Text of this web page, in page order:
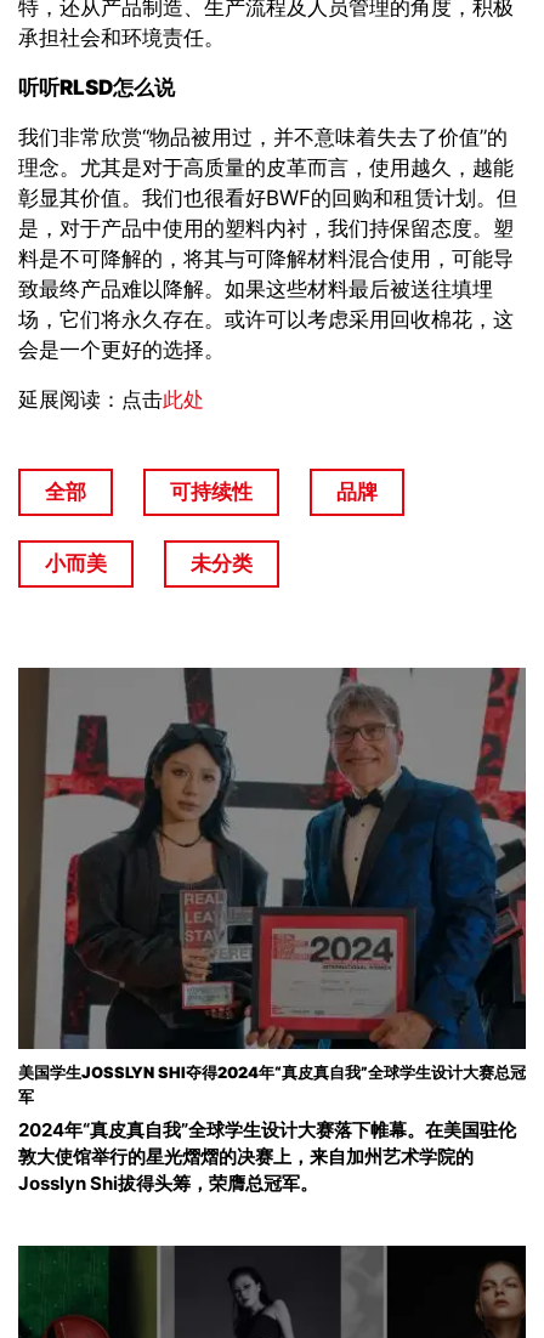
特，还从产品制造、生产流程及人员管理的角度，积极
承担社会和环境责任。
听听RLSD怎么说
我们非常欣赏“物品被用过，并不意味着失去了价值”的
理念。尤其是对于高质量的皮革而言，使用越久，越能
彰显其价值。我们也很看好BWF的回购和租赁计划。但
是，对于产品中使用的塑料内衬，我们持保留态度。塑
料是不可降解的，将其与可降解材料混合使用，可能导
致最终产品难以降解。如果这些材料最后被送往填埋
场，它们将永久存在。或许可以考虑采用回收棉花，这
会是一个更好的选择。
延展阅读：点击此处
全部 可持续性 品牌
小而美 未分类
美国学生JOSSLYN SHI夺得2024年“真皮真自我”全球学生设计大赛总冠
军
2024年“真皮真自我”全球学生设计大赛落下帷幕。在美国驻伦
敦大使馆举行的星光熠熠的决赛上，来自加州艺术学院的
Josslyn Shi拔得头筹，荣膺总冠军。